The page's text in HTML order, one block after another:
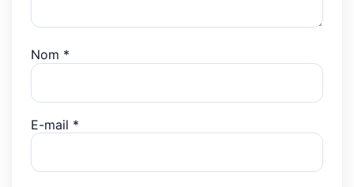
Nom *
E-mail *